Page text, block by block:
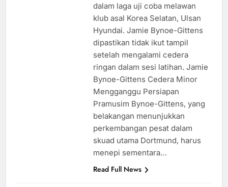
dalam laga uji coba melawan
klub asal Korea Selatan, Ulsan
Hyundai. Jamie Bynoe-Gittens
dipastikan tidak ikut tampil
setelah mengalami cedera
ringan dalam sesi latihan. Jamie
Bynoe-Gittens Cedera Minor
Mengganggu Persiapan
Pramusim Bynoe-Gittens, yang
belakangan menunjukkan
perkembangan pesat dalam
skuad utama Dortmund, harus
menepi sementara…
Read Full News